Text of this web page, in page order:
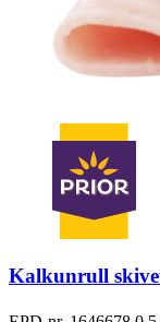
Kalkunrull